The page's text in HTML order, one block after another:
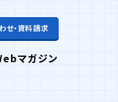
せ・資料請求
マガジン